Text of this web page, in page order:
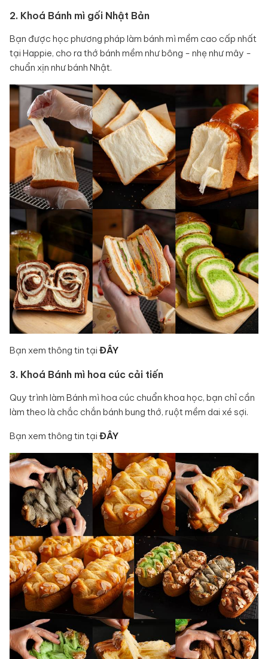
2. Khoá Bánh mì gối Nhật Bản
Bạn được học phương pháp làm bánh mì mềm cao cấp nhất
tại Happie, cho ra thớ bánh mềm như bông - nhẹ như mây -
chuẩn xịn như bánh Nhật.
Bạn xem thông tin tại ĐÂY
3. Khoá Bánh mì hoa cúc cải tiến
Quy trình làm Bánh mì hoa cúc chuẩn khoa học, bạn chỉ cần
làm theo là chắc chắn bánh bung thớ, ruột mềm dai xé sợi.
Bạn xem thông tin tại ĐÂY